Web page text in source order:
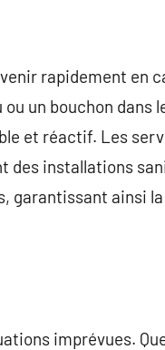
rapidement en
ou un bouchon dans
et réactif. Les
des installations
garantissant ainsi la
imprévues.